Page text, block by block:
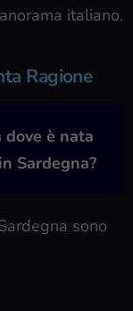
italiano.
Ragione
dove è nata
Sardegna?
sono